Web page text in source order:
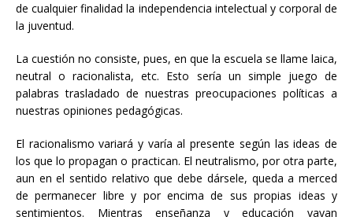
de cualquier finalidad la independencia intelectual y corporal de
la juventud.
La cuestión no consiste, pues, en que la escuela se llame laica,
neutral o racionalista, etc. Esto sería un simple juego de
palabras trasladado de nuestras preocupaciones políticas a
nuestras opiniones pedagógicas.
El racionalismo variará y varía al presente según las ideas de
los que lo propagan o practican. El neutralismo, por otra parte,
aun en el sentido relativo que debe dársele, queda a merced
de permanecer libre y por encima de sus propias ideas y
sentimientos. Mientras enseñanza y educación vayan